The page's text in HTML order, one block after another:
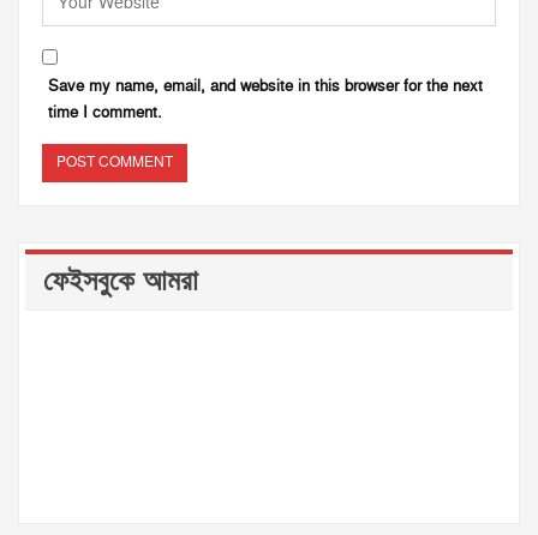
Save my name, email, and website in this browser for the next
time I comment.
ফেইসবুকে আমরা